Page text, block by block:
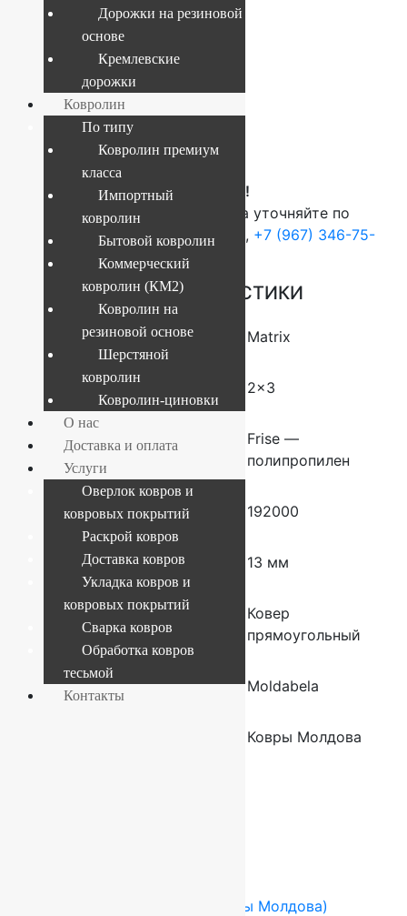
Текущий размер:2x3 м
Артикул:4841227914215
ВНИМАНИЕ!
О наличие и стоимости товара уточняйте по
телефонам:+7 (812) 377-09-32 , +7 (967) 346-75-
ОСНОВНЫЕ ХАРАКТЕРИСТИКИ
Коллекция Matrix
Размер (м) 2×3
Состав
Frise —
полипропилен
Плотность 192000
Высота ворса 13 мм
Форма
Ковер
прямоугольный
Производитель Moldabela
Ковры Молдова
FLOARE-CARPET (Ковры Молдова)
Дорожки на резиновой
основе
Кремлевские
дорожки
Ковролин
По типу
Ковролин премиум
класса
Импортный
ковролин
Бытовой ковролин
Коммерческий
ковролин (КМ2)
Ковролин на
резиновой основе
Шерстяной
ковролин
Ковролин-циновки
О нас
Доставка и оплата
Услуги
Оверлок ковров и
ковровых покрытий
Раскрой ковров
Доставка ковров
Укладка ковров и
ковровых покрытий
Сварка ковров
Обработка ковров
тесьмой
Контакты